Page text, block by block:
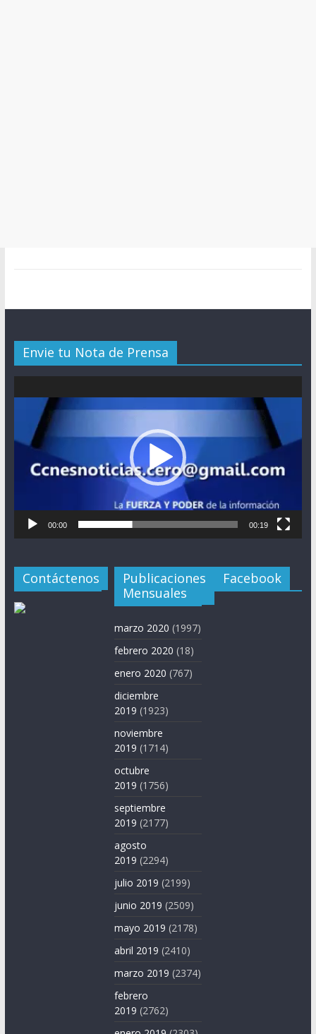
Envie tu Nota de Prensa
de
00:00 00:19
Contáctenos
Publicaciones
Mensuales
marzo 2020 (1997)
febrero 2020 (18)
enero 2020 (767)
diciembre
2019 (1923)
noviembre
2019 (1714)
octubre
2019 (1756)
septiembre
2019 (2177)
agosto
2019 (2294)
julio 2019 (2199)
junio 2019 (2509)
mayo 2019 (2178)
abril 2019 (2410)
marzo 2019 (2374)
febrero
2019 (2762)
Facebook